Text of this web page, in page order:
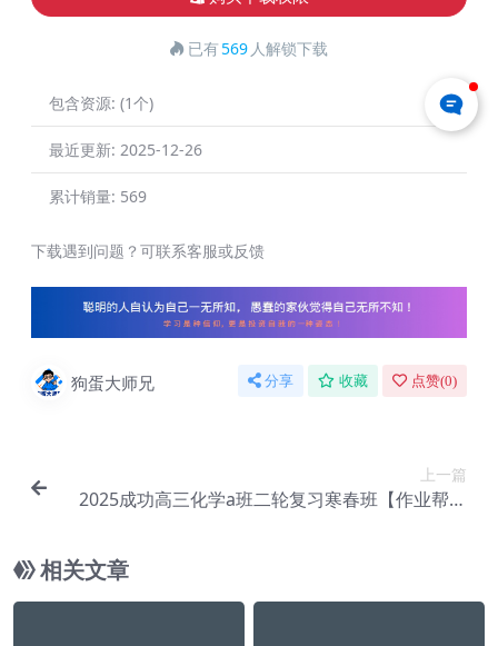
已有569 人解锁下载
包含资源: (1个)
最近更新: 2025-12-26
累计销量: 569
下载遇到问题？可联系客服或反馈
狗蛋大师兄 分享 收藏 点赞(0)
上一篇
2025成功高三化学a班二轮复习寒春班【作业帮】
相关文章